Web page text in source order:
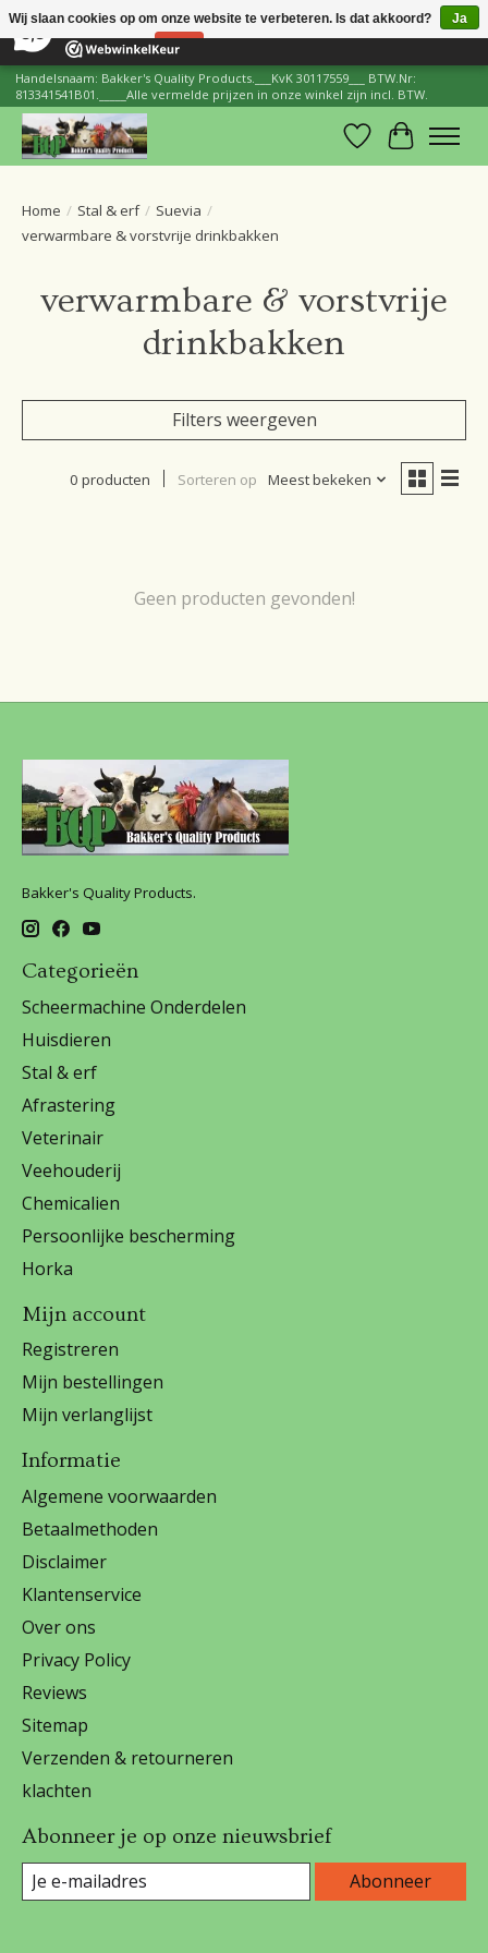
206 Reviews ×
Handelsnaam: Bakker's Quality Products.___KvK 30117559___ BTW.Nr:
813341541B01._____Alle vermelde prijzen in onze winkel zijn incl. BTW.
Verlanglijst
Home / Stal & erf / Suevia /
verwarmbare & vorstvrije drinkbakken
verwarmbare & vorstvrije
drinkbakken
Filters weergeven
0 producten Sorteren op Meest bekeken
Geen producten gevonden!
Bakker's Quality Products.
Categorieën
Scheermachine Onderdelen
Huisdieren
Stal & erf
Afrastering
Veterinair
Veehouderij
Chemicalien
Persoonlijke bescherming
Horka
Mijn account
Registreren
Mijn bestellingen
Mijn verlanglijst
Informatie
Algemene voorwaarden
Betaalmethoden
Disclaimer
Klantenservice
Over ons
Privacy Policy
Reviews
Sitemap
Verzenden & retourneren
klachten
Abonneer je op onze nieuwsbrief
Abonneer
Wij slaan cookies op om onze website te verbeteren. Is dat akkoord?
Ja
Nee